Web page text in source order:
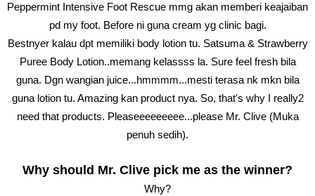
Peppermint Intensive Foot Rescue mmg akan memberi keajaiban
pd my foot. Before ni guna cream yg clinic bagi.
Bestnyer kalau dpt memiliki body lotion tu. Satsuma & Strawberry
Puree Body Lotion..memang kelassss la. Sure feel fresh bila
guna. Dgn wangian juice...hmmmm...mesti terasa nk mkn bila
guna lotion tu. Amazing kan product nya. So, that's why I really2
need that products. Pleaseeeeeeeee...please Mr. Clive (Muka
penuh sedih).
Why should Mr. Clive pick me as the winner?
Why?